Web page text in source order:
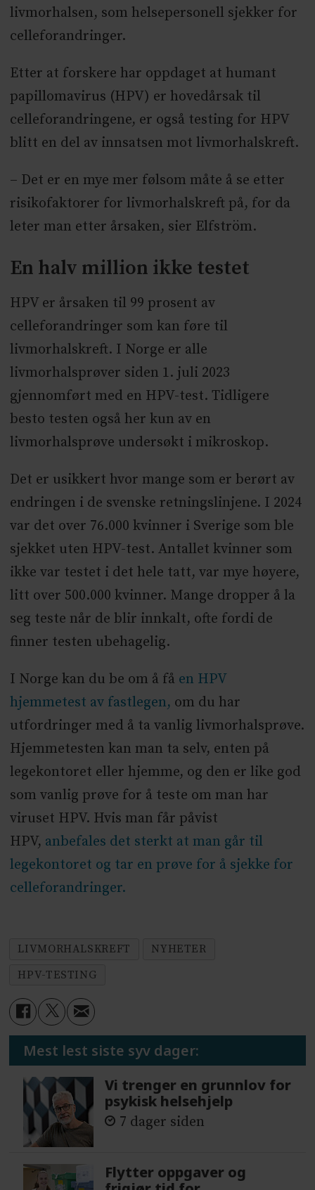
livmorhalsen, som helsepersonell sjekker for
celleforandringer.
Etter at forskere har oppdaget at humant
papillomavirus (HPV) er hovedårsak til
celleforandringene, er også testing for HPV
blitt en del av innsatsen mot livmorhalskreft.
– Det er en mye mer følsom måte å se etter
risikofaktorer for livmorhalskreft på, for da
leter man etter årsaken, sier Elfström.
En halv million ikke testet
HPV er årsaken til 99 prosent av
celleforandringer som kan føre til
livmorhalskreft. I Norge er alle
livmorhalsprøver siden 1. juli 2023
gjennomført med en HPV-test. Tidligere
besto testen også her kun av en
livmorhalsprøve undersøkt i mikroskop.
Det er usikkert hvor mange som er berørt av
endringen i de svenske retningslinjene. I 2024
var det over 76.000 kvinner i Sverige som ble
sjekket uten HPV-test. Antallet kvinner som
ikke var testet i det hele tatt, var mye høyere,
litt over 500.000 kvinner. Mange dropper å la
seg teste når de blir innkalt, ofte fordi de
finner testen ubehagelig.
I Norge kan du be om å få en HPV
hjemmetest av fastlegen, om du har
utfordringer med å ta vanlig livmorhalsprøve.
Hjemmetesten kan man ta selv, enten på
legekontoret eller hjemme, og den er like god
som vanlig prøve for å teste om man har
viruset HPV. Hvis man får påvist
HPV, anbefales det sterkt at man går til
legekontoret og tar en prøve for å sjekke for
celleforandringer.
LIVMORHALSKREFT
NYHETER
HPV-TESTING
Mest lest siste syv dager:
Vi trenger en grunnlov for
psykisk helsehjelp
7 dager siden
Flytter oppgaver og